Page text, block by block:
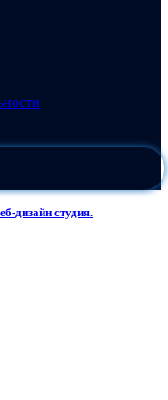
дизайн студия.